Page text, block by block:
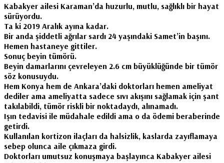
Kabakyer ailesi Karaman’da huzurlu, mutlu, sağlıklı bir hayat
sürüyordu.
Ta ki 2019 Aralık ayına kadar.
Bir anda şiddetli ağrılar sardı 24 yaşındaki Samet’in başını.
Hemen hastaneye gittiler.
Sonuç beyin tümörü.
Beyin damarlarını çevreleyen 2.6 cm büyüklüğünde bir tümör
söz konusuydu.
Hem Konya hem de Ankara’daki doktorları hemen ameliyat
dediler ama ameliyatta sadece sıvı akışını sağlamak için şant
takılabildi, tümör riskli bir noktadaydı, alınamadı.
Işın tedavisi ile müdahale edildi ama o da ödemi beraberinde
getirdi.
Kullanılan kortizon ilaçları da halsizlik, kaslarda zayıflamaya
sebep olunca aile çıkmaza girdi.
Doktorları umutsuz konuşmaya başlayınca Kabakyer ailesi